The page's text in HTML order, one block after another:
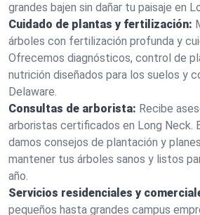
grandes bajen sin dañar tu paisaje en
Cuidado de plantas y fertilización:
árboles con fertilización profunda y
Ofrecemos diagnósticos, control de
nutrición diseñados para los suelos y
Delaware.
Consultas de arborista: Recibe
arboristas certificados en Long Neck.
damos consejos de plantación y
mantener tus árboles sanos y listos
año.
Servicios residenciales y
pequeños hasta grandes campus